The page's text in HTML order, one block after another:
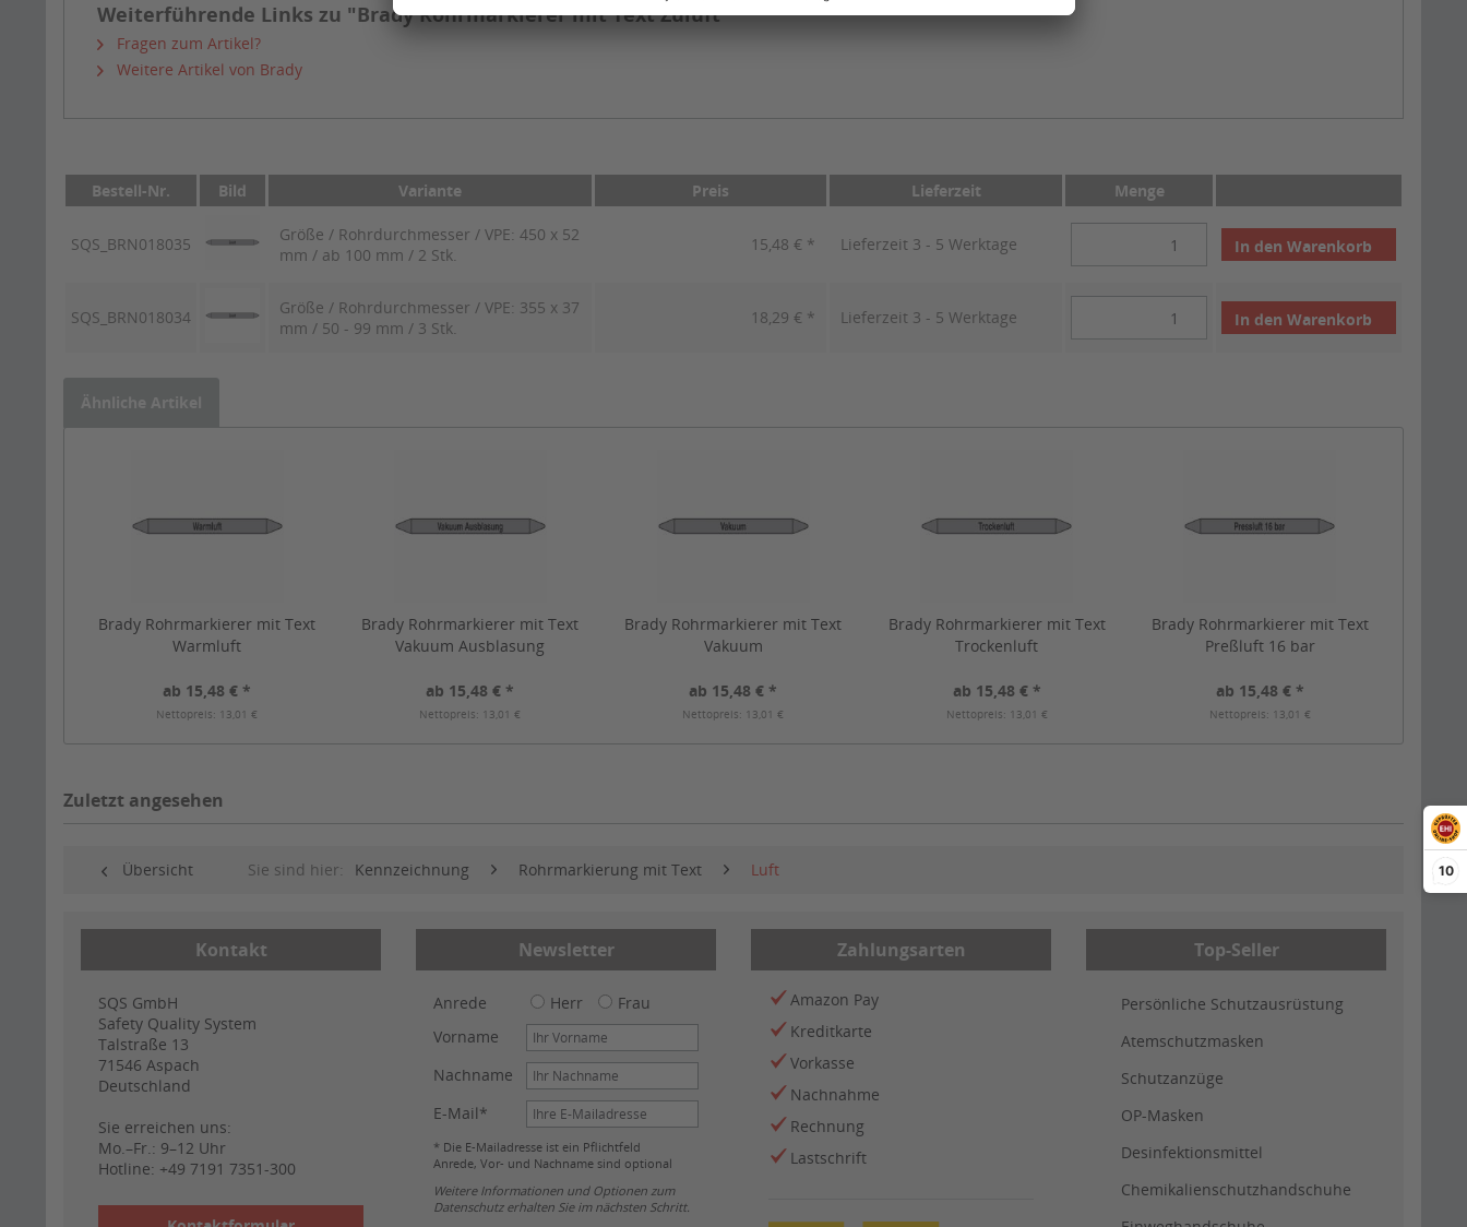
10
Weiterführende Links zu "Brady Rohrmarkierer mit Text Zuluft"
Fragen zum Artikel?
Weitere Artikel von Brady
Bestell-Nr. Bild Variante Preis Lieferzeit Menge
SQS_BRN018035
Größe / Rohrdurchmesser / VPE: 450 x 52
mm / ab 100 mm / 2 Stk.
15,48 € * Lieferzeit 3 - 5 Werktage In den Warenkorb
SQS_BRN018034
Größe / Rohrdurchmesser / VPE: 355 x 37
mm / 50 - 99 mm / 3 Stk.
18,29 € * Lieferzeit 3 - 5 Werktage In den Warenkorb
Ähnliche Artikel
Brady Rohrmarkierer mit Text
Warmluft
ab 15,48 € *
Nettopreis: 13,01 €
Brady Rohrmarkierer mit Text
Vakuum Ausblasung
ab 15,48 € *
Nettopreis: 13,01 €
Brady Rohrmarkierer mit Text
Vakuum
ab 15,48 € *
Nettopreis: 13,01 €
Brady Rohrmarkierer mit Text
Trockenluft
ab 15,48 € *
Nettopreis: 13,01 €
Brady Rohrmarkierer mit Text
Preßluft 16 bar
ab 15,48 € *
Nettopreis: 13,01 €
Zuletzt angesehen
Übersicht Sie sind hier: Kennzeichnung Rohrmarkierung mit Text Luft
Kontakt
SQS GmbH
Safety Quality System
Talstraße 13
71546 Aspach
Deutschland
Sie erreichen uns:
Mo.–Fr.: 9–12 Uhr
Hotline: +49 7191 7351-300
Newsletter
Anrede Herr
Frau
Vorname
Nachname
E-Mail*
* Die E-Mailadresse ist ein Pflichtfeld
Anrede, Vor- und Nachname sind optional
Weitere Informationen und Optionen zum
Datenschutz erhalten Sie im nächsten Schritt.
Zahlungsarten
Amazon Pay
Kreditkarte
Vorkasse
Nachnahme
Rechnung
Lastschrift
Top-Seller
Persönliche Schutzausrüstung
Atemschutzmasken
Schutzanzüge
OP-Masken
Desinfektionsmittel
Chemikalienschutzhandschuhe